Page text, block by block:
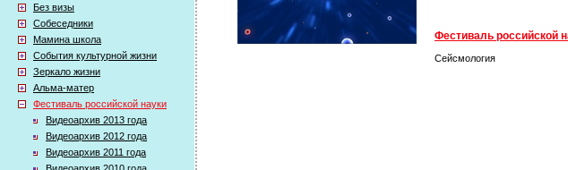
Без визы
Собеседники
Мамина школа
События культурной жизни
Зеркало жизни
Альма-матер
Фестиваль российской науки
Видеоархив 2013 года
Видеоархив 2012 года
Видеоархив 2011 года
Фестиваль российской
Сейсмология